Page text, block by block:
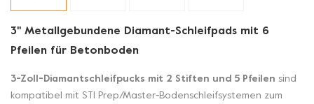
3'' Metallgebundene Diamant-Schleifpads mit 6
Pfeilen für Betonboden
3-Zoll-Diamantschleifpucks mit 2 Stiften und 5 Pfeilen sind
kompatibel mit STI Prep/Master-Bodenschleifsystemen zum